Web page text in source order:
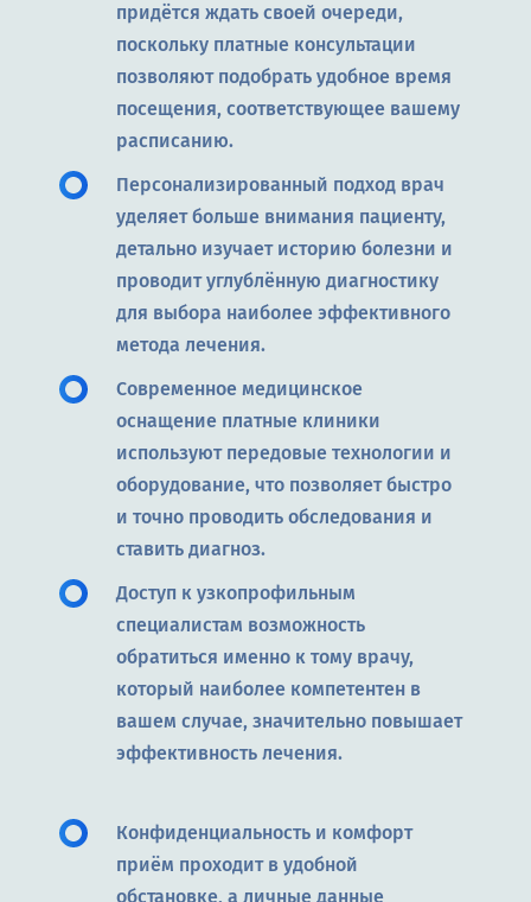
придётся ждать своей очереди,
поскольку платные консультации
позволяют подобрать удобное время
посещения, соответствующее вашему
расписанию.
Персонализированный подход врач
уделяет больше внимания пациенту,
детально изучает историю болезни и
проводит углублённую диагностику
для выбора наиболее эффективного
метода лечения.
Современное медицинское
оснащение платные клиники
используют передовые технологии и
оборудование, что позволяет быстро
и точно проводить обследования и
ставить диагноз.
Доступ к узкопрофильным
специалистам возможность
обратиться именно к тому врачу,
который наиболее компетентен в
вашем случае, значительно повышает
эффективность лечения.
Конфиденциальность и комфорт
приём проходит в удобной
обстановке, а личные данные